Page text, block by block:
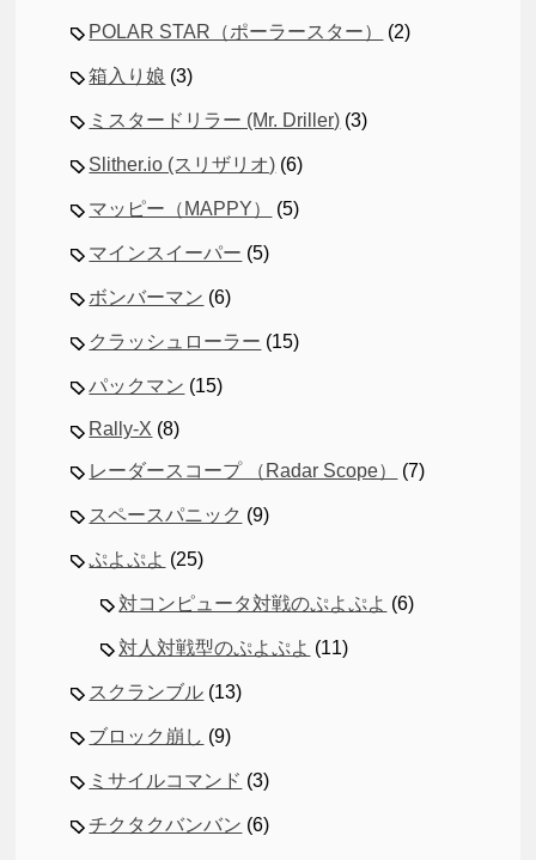
POLAR STAR（ポーラースター） (2)
箱入り娘 (3)
ミスタードリラー (Mr. Driller) (3)
Slither.io (スリザリオ) (6)
マッピー（MAPPY） (5)
マインスイーパー (5)
ボンバーマン (6)
クラッシュローラー (15)
パックマン (15)
Rally-X (8)
レーダースコープ （Radar Scope） (7)
スペースパニック (9)
ぷよぷよ (25)
対コンピュータ対戦のぷよぷよ (6)
対人対戦型のぷよぷよ (11)
スクランブル (13)
ブロック崩し (9)
ミサイルコマンド (3)
チクタクバンバン (6)